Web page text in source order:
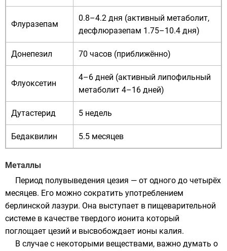
Флуразепам
0.8–4.2 дня (активный метаболит,
десфлюразепам 1.75–10.4 дня)
Донепезил 70 часов (приближённо)
Флуоксетин
4–6 дней (активный липофильный
метаболит 4–16 дней)
Дутастерид 5 недель
Бедаквилин 5.5 месяцев
Металлы
Период полувыведения цезия — от одного до четырёх
месяцев. Его можно сократить употреблением
берлинской лазури. Она выступает в пищеварительной
системе в качестве твердого ионита который
поглощает цезий и высвобождает ионы калия.
В случае с некоторыми веществами, важно думать о